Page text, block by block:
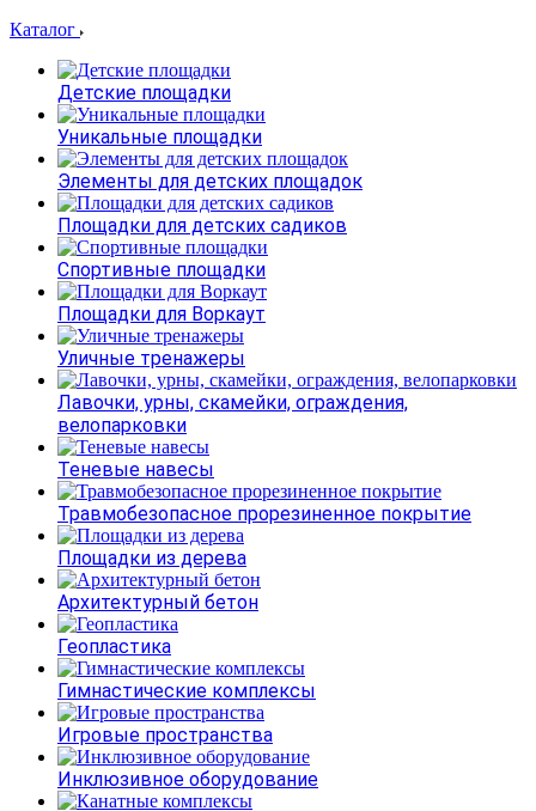
Каталог
Детские площадки
Уникальные площадки
Элементы для детских площадок
Площадки для детских садиков
Спортивные площадки
Площадки для Воркаут
Уличные тренажеры
Лавочки, урны, скамейки, ограждения,
велопарковки
Теневые навесы
Травмобезопасное прорезиненное покрытие
Площадки из дерева
Архитектурный бетон
Геопластика
Гимнастические комплексы
Игровые пространства
Инклюзивное оборудование